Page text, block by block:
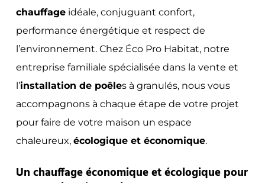
chauffageidéale, conjuguant confort,
performance énergétique et respect de
l’environnement. Chez Éco Pro Habitat, notre
entreprise familiale spécialisée dans la vente et
l’installation de poêles à granulés, nous vous
accompagnons à chaque étape de votre projet
pour faire de votre maison un espace
chaleureux, écologique et économique.
Un chauffage économique et écologique pour